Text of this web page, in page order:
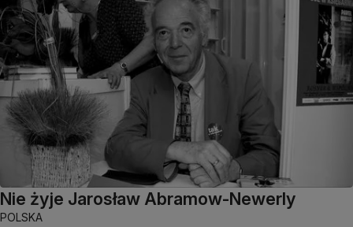
Nie żyje Jarosław Abramow-Newerly
POLSKA